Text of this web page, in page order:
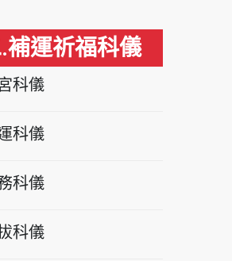
補運祈福科儀
科儀
科儀
科儀
科儀